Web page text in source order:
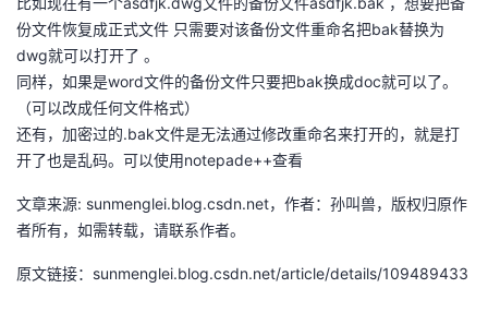
的
课
程
我
的
认
证
我
的
实
验
我
的
收
藏
技
术
支
持
的
云
声
建
议
份文件恢复成正式文件 只需要对该备份文件重命名把bak替换为
dwg就可以打开了 。
同样，如果是word文件的备份文件只要把bak换成doc就可以了。
（可以改成任何文件格式）
还有，加密过的.bak文件是无法通过修改重命名来打开的，就是打
开了也是乱码。可以使用notepade++查看
文章来源: sunmenglei.blog.csdn.net，作者：孙叫兽，版权归原作
者所有，如需转载，请联系作者。
原文链接：sunmenglei.blog.csdn.net/article/details/109489433